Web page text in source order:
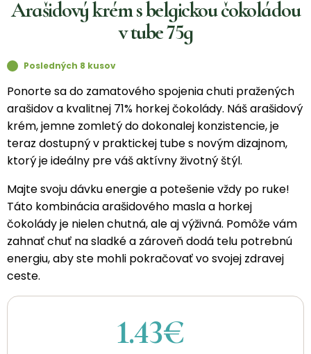
Arašidový krém s belgickou čokoládou
v tube 75g
Posledných 8 kusov
Ponorte sa do zamatového spojenia chuti pražených
arašidov a kvalitnej 71% horkej čokolády. Náš arašidový
krém, jemne zomletý do dokonalej konzistencie, je
teraz dostupný v praktickej tube s novým dizajnom,
ktorý je ideálny pre váš aktívny životný štýl.
Majte svoju dávku energie a potešenie vždy po ruke!
Táto kombinácia arašidového masla a horkej
čokolády je nielen chutná, ale aj výživná. Pomôže vám
zahnať chuť na sladké a zároveň dodá telu potrebnú
energiu, aby ste mohli pokračovať vo svojej zdravej
ceste.
1.43€